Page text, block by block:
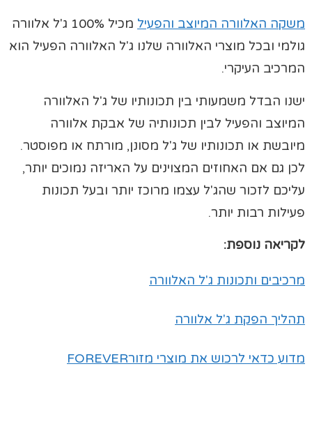
משקה האלוורה המיוצב והפעיל
מכיל 100% ג'ל אלוורה
גולמי ובכל מוצרי האלוורה שלנו ג'ל האלוורה הפעיל הוא
המרכיב העיקרי.
ישנו הבדל משמעותי בין תכונותיו של ג'ל האלוורה
המיוצב והפעיל לבין תכונותיה של אבקת אלוורה
מיובשת או תכונותיו של ג'ל מסונן, מורתח או מפוסטר.
לכן גם אם האחוזים המצוינים על האריזה נמוכים יותר,
עליכם לזכור שהג'ל עצמו מרוכז יותר ובעל תכונות
פעילות רבות יותר.
לקריאה נוספת:
מרכיבים ותכונות ג'ל האלוורה
תהליך הפקת ג'ל אלוורה
מדוע כדאי לרכוש את מוצרי מזורFOREVER